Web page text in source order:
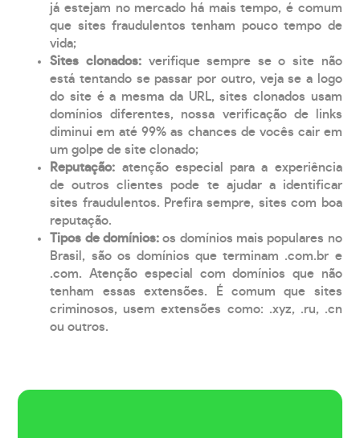
já estejam no mercado há mais tempo, é comum
que sites fraudulentos tenham pouco tempo de
vida;
Sites clonados: verifique sempre se o site não
está tentando se passar por outro, veja se a logo
do site é a mesma da URL, sites clonados usam
domínios diferentes, nossa verificação de links
diminui em até 99% as chances de vocês cair em
um golpe de site clonado;
Reputação: atenção especial para a experiência
de outros clientes pode te ajudar a identificar
sites fraudulentos. Prefira sempre, sites com boa
reputação.
Tipos de domínios:os domínios mais populares no
Brasil, são os domínios que terminam .com.br e
.com. Atenção especial com domínios que não
tenham essas extensões. É comum que sites
criminosos, usem extensões como: .xyz, .ru, .cn
ou outros.